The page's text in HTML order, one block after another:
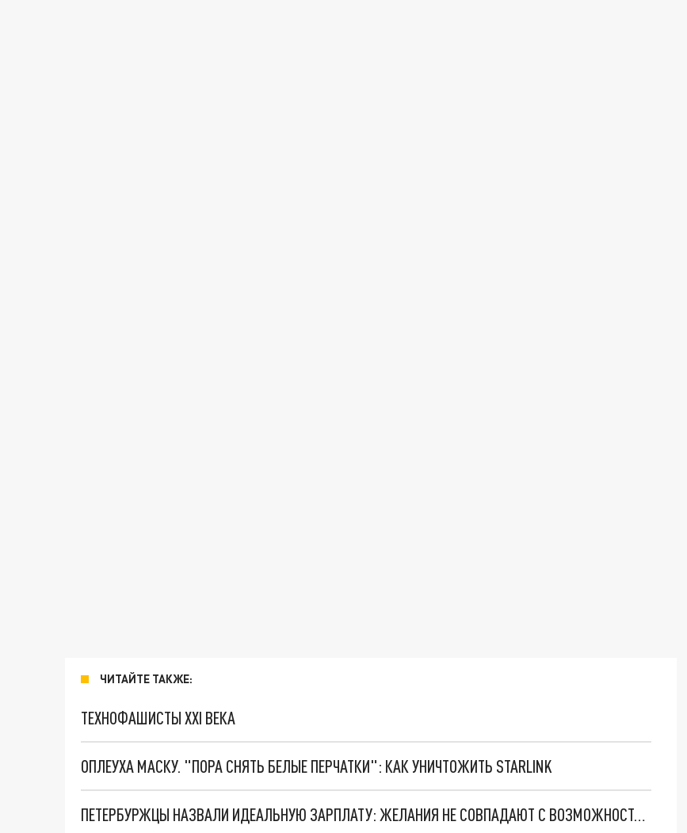
ЧИТАЙТЕ ТАКЖЕ:
ТЕХНОФАШИСТЫ XXI ВЕКА
ОПЛЕУХА МАСКУ. "ПОРА СНЯТЬ БЕЛЫЕ ПЕРЧАТКИ": КАК УНИЧТОЖИТЬ STARLINK
ПЕТЕРБУРЖЦЫ НАЗВАЛИ ИДЕАЛЬНУЮ ЗАРПЛАТУ: ЖЕЛАНИЯ НЕ СОВПАДАЮТ С ВОЗМОЖНОСТЯМИ